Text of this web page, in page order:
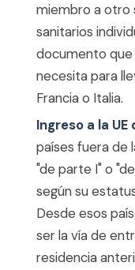
miembro a otro
sanitarios
documento que
necesita para
Francia o Italia.
Ingreso a la
países fuera de
"de parte I" o
según su
Desde esos
ser la vía de
residencia